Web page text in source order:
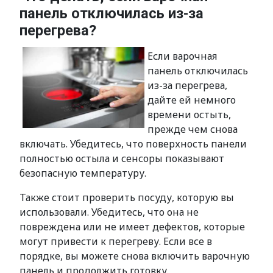
панель отключилась из-за
перегрева?
Если варочная
панель отключилась
из-за перегрева,
дайте ей немного
времени остыть,
прежде чем снова
включать. Убедитесь, что поверхность панели
полностью остыла и сенсоры показывают
безопасную температуру.
Также стоит проверить посуду, которую вы
использовали. Убедитесь, что она не
повреждена или не имеет дефектов, которые
могут привести к перегреву. Если все в
порядке, вы можете снова включить варочную